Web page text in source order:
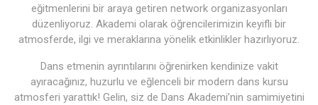
eğitmenlerini bir araya getiren network organizasyonları
düzenliyoruz. Akademi olarak öğrencilerimizin keyifli bir
atmosferde, ilgi ve meraklarına yönelik etkinlikler hazırlıyoruz.
Dans etmenin ayrıntılarını öğrenirken kendinize vakit
ayıracağınız, huzurlu ve eğlenceli bir modern dans kursu
atmosferi yarattık! Gelin, siz de Dans Akademi’nin samimiyetini